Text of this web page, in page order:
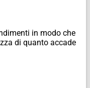
in modo che
di quanto accade